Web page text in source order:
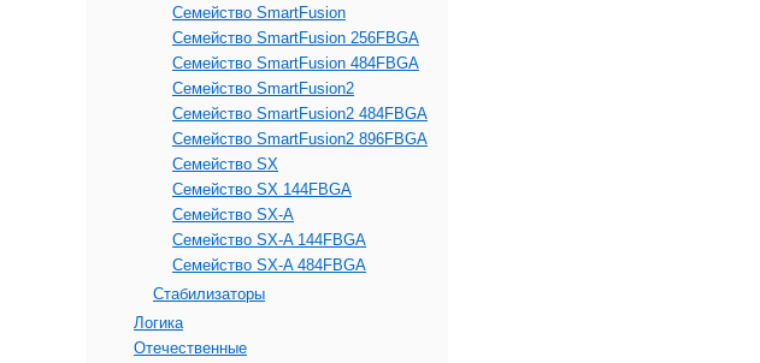
Семейство SmartFusion
Семейство SmartFusion 256FBGA
Семейство SmartFusion 484FBGA
Семейство SmartFusion2
Семейство SmartFusion2 484FBGA
Семейство SmartFusion2 896FBGA
Семейство SX
Семейство SX 144FBGA
Семейство SX-A
Семейство SX-A 144FBGA
Семейство SX-A 484FBGA
Стабилизаторы
Логика
Отечественные